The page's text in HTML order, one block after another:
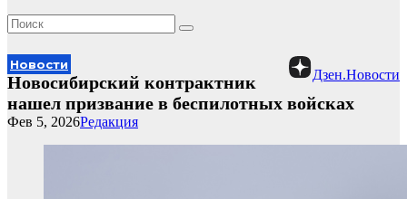
Дзен.Новости
Новости
Новосибирский контрактник
нашел призвание в беспилотных войсках
Редакция
Фев 5, 2026